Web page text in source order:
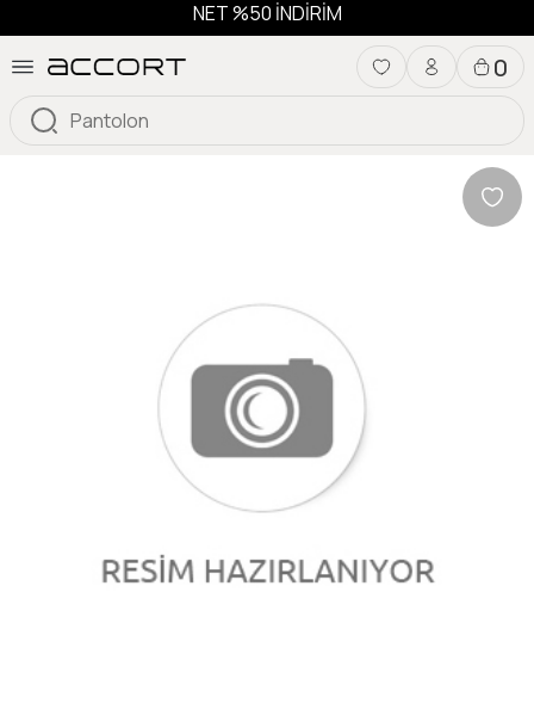
NET %50 İNDİRİM
0